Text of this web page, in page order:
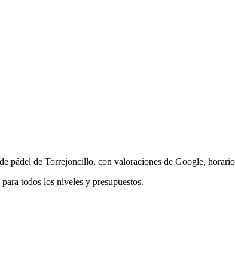
pádel de Torrejoncillo, con valoraciones de Google,
todos los niveles y presupuestos.